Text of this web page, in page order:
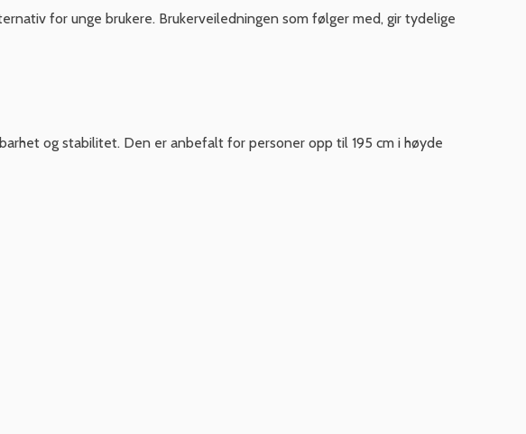
for unge brukere. Brukerveiledningen som følger med, gir tydelige
og stabilitet. Den er anbefalt for personer opp til 195 cm i høyde